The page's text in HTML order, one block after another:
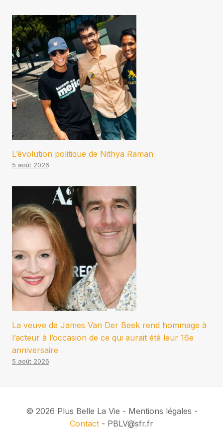
L’évolution politique de Nithya Raman
5 août 2026
La veuve de James Van Der Beek rend hommage à
l’acteur à l’occasion de ce qui aurait été leur 16e
anniversaire
5 août 2026
© 2026 Plus Belle La Vie - Mentions légales -
Contact - PBLV@sfr.fr